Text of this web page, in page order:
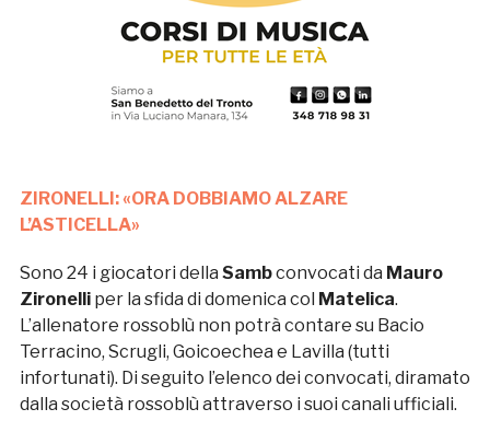
ZIRONELLI: «ORA DOBBIAMO ALZARE
L’ASTICELLA»
Sono 24 i giocatori della Sambconvocati da Mauro
Zironelliper la sfida di domenica col Matelica.
L’allenatore rossoblù non potrà contare su Bacio
Terracino, Scrugli, Goicoechea e Lavilla (tutti
infortunati). Di seguito l’elenco dei convocati, diramato
dalla società rossoblù attraverso i suoi canali ufficiali.